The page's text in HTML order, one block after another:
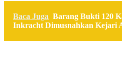
Baca Juga Barang Bukti 120
Inkracht Dimusnahkan Kejari